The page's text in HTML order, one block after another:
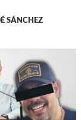
SÁNCHEZ